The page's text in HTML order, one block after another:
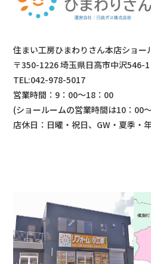
住まい工房ひまわりさん本店ショー
〒350-1226 埼玉県日高市中沢546-1
TEL:042-978-5017
営業時間：9：00～18：00
(ショールームの営業時間は10：00
店休日：日曜・祝日、GW・夏季・